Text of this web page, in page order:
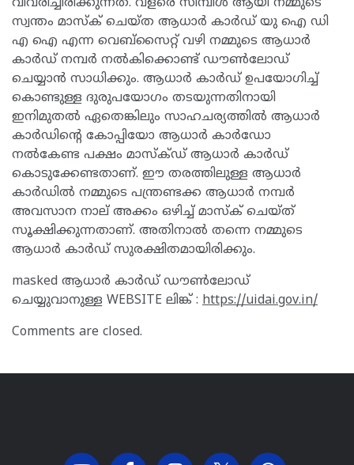
വിവരിച്ചിരിക്കുന്നത്. വളരെ സിമ്പിൾ ആയി നമ്മുടെ
സ്വന്തം മാസ്ക് ചെയ്ത ആധാർ കാർഡ് യു ഐ ഡി
എ ഐ എന്ന വെബ്സൈറ്റ് വഴി നമ്മുടെ ആധാർ
കാർഡ് നമ്പർ നൽകിക്കൊണ്ട് ഡൗൺലോഡ്
ചെയ്യാൻ സാധിക്കും. ആധാർ കാർഡ് ഉപയോഗിച്ച്
കൊണ്ടുള്ള ദുരുപയോഗം തടയുന്നതിനായി
ഇനിമുതൽ ഏതെങ്കിലും സാഹചര്യത്തിൽ ആധാർ
കാർഡിന്റെ കോപ്പിയോ ആധാർ കാർഡോ
നൽകേണ്ട പക്ഷം മാസ്ക്ഡ് ആധാർ കാർഡ്
കൊടുക്കേണ്ടതാണ്. ഈ തരത്തിലുള്ള ആധാർ
കാർഡിൽ നമ്മുടെ പന്ത്രണ്ടക്ക ആധാർ നമ്പർ
അവസാന നാല് അക്കം ഒഴിച്ച് മാസ്ക് ചെയ്ത്
സൂക്ഷിക്കുന്നതാണ്. അതിനാൽ തന്നെ നമ്മുടെ
ആധാർ കാർഡ് സുരക്ഷിതമായിരിക്കും.
masked ആധാർ കാർഡ് ഡൗൺലോഡ്
ചെയ്യുവാനുള്ള WEBSITE ലിങ്ക് : https://uidai.gov.in/
Comments are closed.